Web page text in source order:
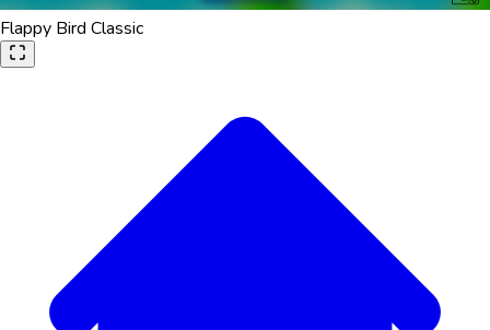
Flappy Bird Classic